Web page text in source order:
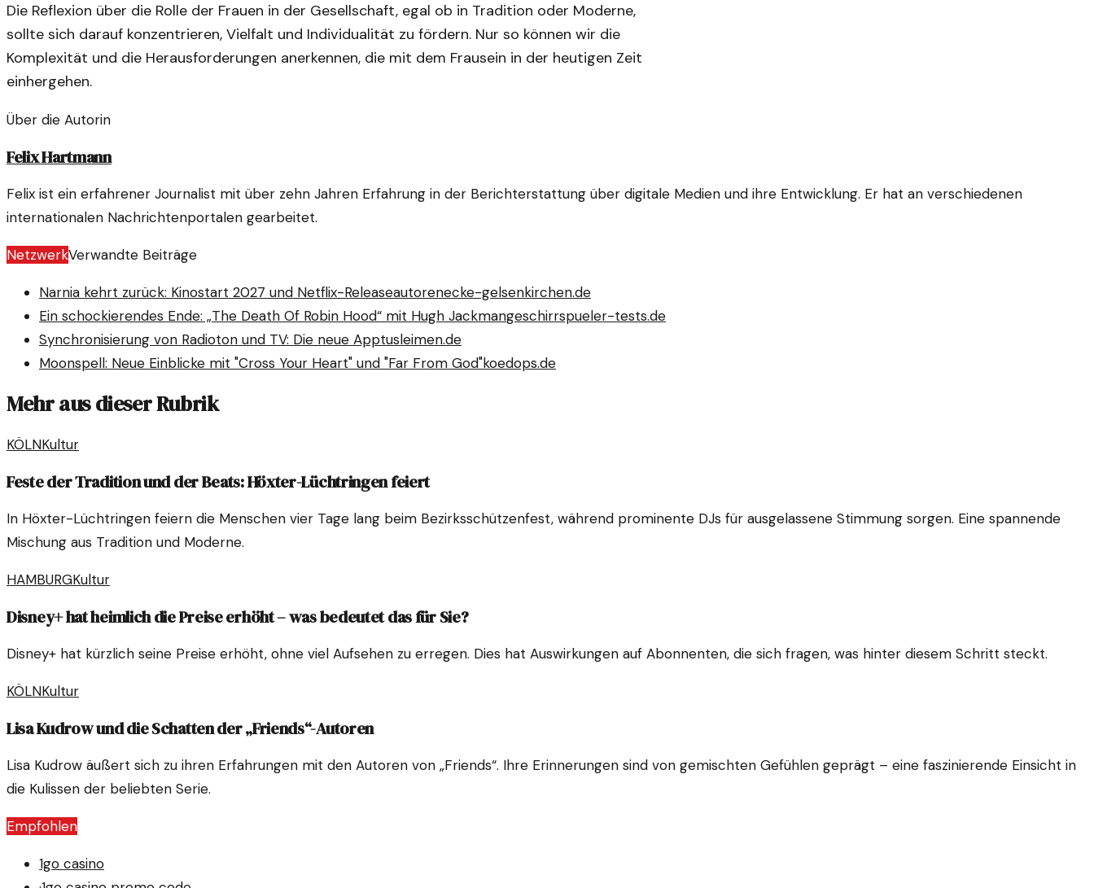
Die Reflexion über die Rolle der Frauen in der Gesellschaft, egal ob in Tradition oder Moderne,
sollte sich darauf konzentrieren, Vielfalt und Individualität zu fördern. Nur so können wir die
Komplexität und die Herausforderungen anerkennen, die mit dem Frausein in der heutigen Zeit
einhergehen.
Über die Autorin
Felix Hartmann
Felix ist ein erfahrener Journalist mit über zehn Jahren Erfahrung in der Berichterstattung über digitale Medien und ihre Entwicklung. Er hat an verschiedenen
internationalen Nachrichtenportalen gearbeitet.
NetzwerkVerwandte Beiträge
Narnia kehrt zurück: Kinostart 2027 und Netflix-Releaseautorenecke-gelsenkirchen.de
Ein schockierendes Ende: „The Death Of Robin Hood“ mit Hugh Jackmangeschirrspueler-tests.de
Synchronisierung von Radioton und TV: Die neue Apptusleimen.de
Moonspell: Neue Einblicke mit "Cross Your Heart" und "Far From God"koedops.de
Mehr aus dieser Rubrik
KÖLNKultur
Feste der Tradition und der Beats: Höxter-Lüchtringen feiert
In Höxter-Lüchtringen feiern die Menschen vier Tage lang beim Bezirksschützenfest, während prominente DJs für ausgelassene Stimmung sorgen. Eine spannende
Mischung aus Tradition und Moderne.
HAMBURGKultur
Disney+ hat heimlich die Preise erhöht – was bedeutet das für Sie?
Disney+ hat kürzlich seine Preise erhöht, ohne viel Aufsehen zu erregen. Dies hat Auswirkungen auf Abonnenten, die sich fragen, was hinter diesem Schritt steckt.
KÖLNKultur
Lisa Kudrow und die Schatten der „Friends“-Autoren
Lisa Kudrow äußert sich zu ihren Erfahrungen mit den Autoren von „Friends“. Ihre Erinnerungen sind von gemischten Gefühlen geprägt – eine faszinierende Einsicht in
die Kulissen der beliebten Serie.
Empfohlen
1go casino